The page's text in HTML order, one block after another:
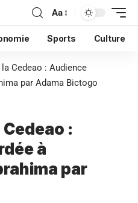
Aa
Sports Culture
Cedeao : Audience
par Adama Bictogo
:
à
par